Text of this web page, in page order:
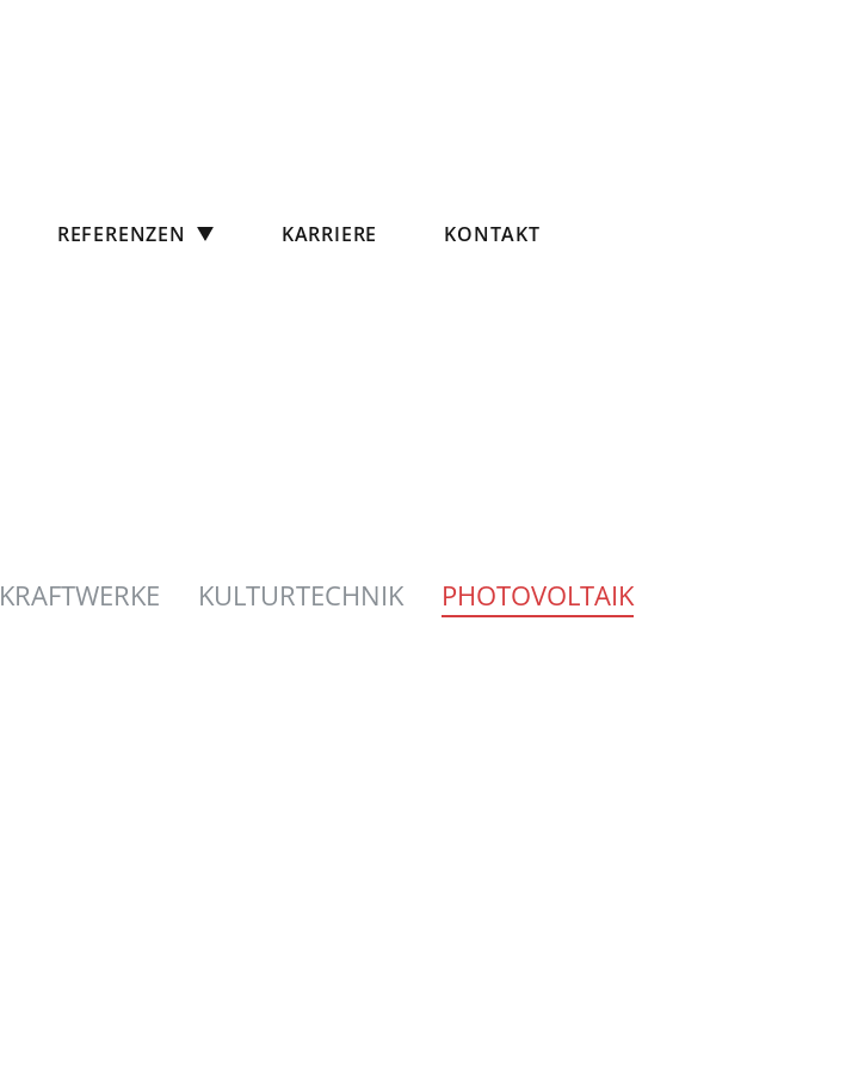
REFERENZEN KARRIERE KONTAKT
KRAFTWERKE KULTURTECHNIK PHOTOVOLTAIK